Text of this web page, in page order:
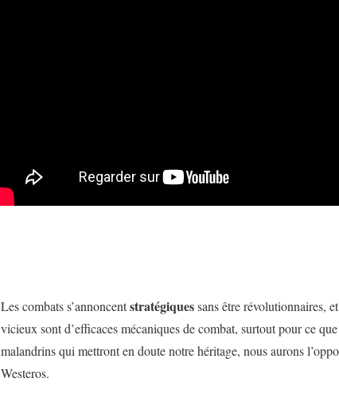
Les combats s’annoncentstratégiquessans être révolutionnaires,
vicieux sont d’efficaces mécaniques de combat, surtout pour ce que
malandrins qui mettront en doute notre héritage, nous aurons
Westeros.